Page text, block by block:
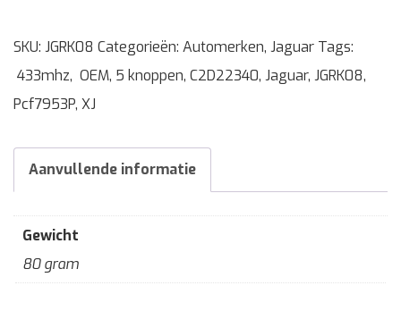
SKU: JGRK08 Categorieën: Automerken, Jaguar Tags:
433mhz, OEM, 5 knoppen, C2D22340, Jaguar, JGRK08,
Pcf7953P, XJ
Aanvullende informatie
Gewicht
80 gram